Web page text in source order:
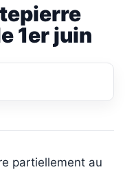
1er juin
partiellement au